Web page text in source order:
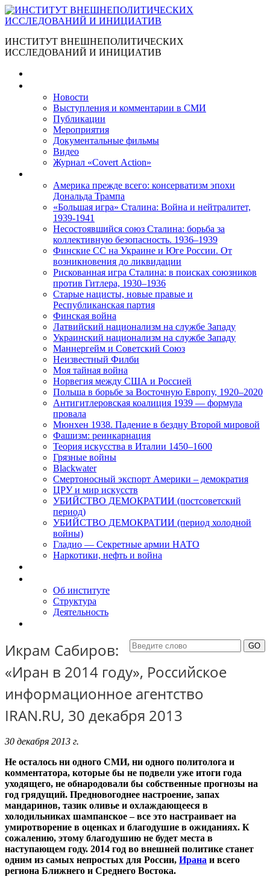
ИНСТИТУТ ВНЕШНЕПОЛИТИЧЕСКИХ
ИССЛЕДОВАНИЙ И ИНИЦИАТИВ
Новости
Выступления и коммента­рии в СМИ
Публикации
Мероприятия
Документальные фильмы
Видео
Журнал «Covert Action»
Америка прежде всего: консерватизм эпохи
Дональда Трампа
«Большая игра» Сталина: Война и нейтралитет,
1939-1941
Несостоявшийся союз Сталина: борьба за
коллективную безопасность. 1936–1939
Финские СС на Украине и Юге России. От
возникновения до ликвидации
Рискованная игра Сталина: в поисках союзников
против Гитлера, 1930–1936
Старые нацисты, новые правые и
Республиканская партия
Финская война
Латвийский национализм на службе Западу
Украинский национализм на службе Западу
Маннергейм и Советский Союз
Неизвестный Филби
Моя тайная война
Норвегия между США и Россией
Польша в борьбе за Восточную Европу, 1920–2020
Антигитлеровская коалиция 1939 — формула
провала
Мюнхен 1938. Падение в бездну Второй мировой
Фашизм: реинкарнация
Теория искусства в Италии 1450–1600
Грязные войны
Blackwater
Смертоносный экспорт Америки – демократия
ЦРУ и мир искусств
УБИЙСТВО ДЕМОКРАТИИ (постсоветский
период)
УБИЙСТВО ДЕМОКРАТИИ (период холодной
войны)
Гладио — Секретные армии НАТО
Наркотики, нефть и война
Об институте
Структура
Деятельность
Икрам Сабиров:
«Иран в 2014 году», Российское
информационное агентство
IRAN.RU, 30 декабря 2013
30 декабря 2013 г.
Не осталось ни одного СМИ, ни одного политолога и
комментатора, которые бы не подвели уже итоги года
уходящего, не обнародовали бы собственные прогнозы на
год грядущий. Предновогоднее настроение, запах
мандаринов, тазик оливье и охлаждающееся в
холодильниках шампанское – все это настраивает на
умиротворение в оценках и благодушие в ожиданиях. К
сожалению, этому благодушию не будет места в
наступающем году. 2014 год во внешней политике станет
одним из самых непростых для России, Ирана и всего
региона Ближнего и Среднего Востока.